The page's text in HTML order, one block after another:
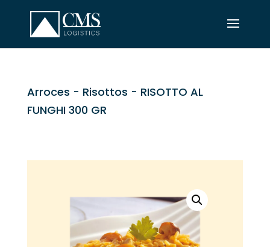
Arroces - Risottos - RISOTTO AL
FUNGHI 300 GR